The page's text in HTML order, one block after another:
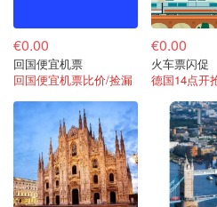
€0.00
回国便宜机票
回国便宜机票比价/捡漏
€0.00
火车票闪促